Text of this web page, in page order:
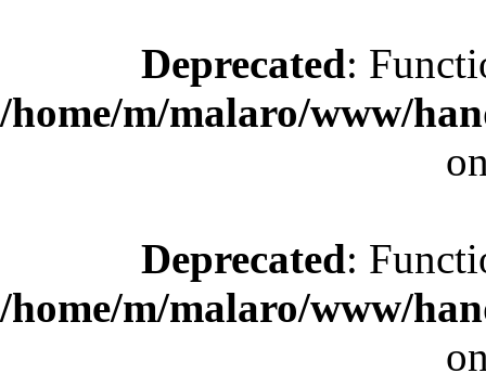
Deprecated:
/home/m/malaro/www/
Deprecated:
/home/m/malaro/www/